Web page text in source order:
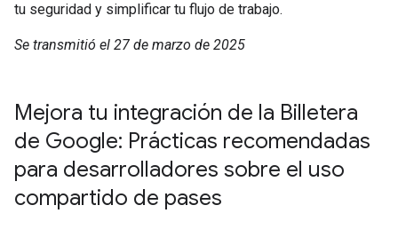
tu seguridad y simplificar tu flujo de trabajo.
Se transmitió el 27 de marzo de 2025
Mejora tu integración de la Billetera
de Google: Prácticas recomendadas
para desarrolladores sobre el uso
compartido de pases